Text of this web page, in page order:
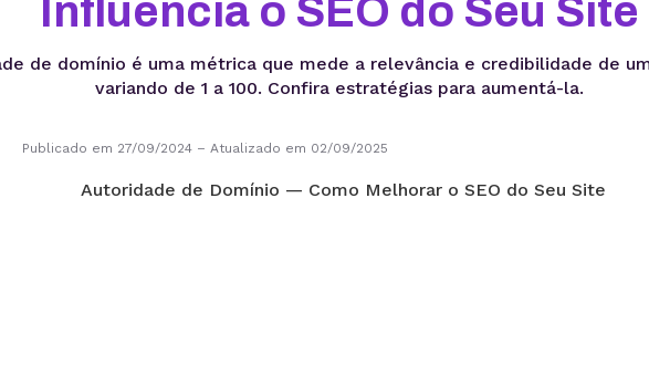
Influencia o SEO do Seu Site
de domínio é uma métrica que mede a relevância e credibilidade de
variando de 1 a 100. Confira estratégias para aumentá-la.
Publicado em 27/09/2024 – Atualizado em 02/09/2025